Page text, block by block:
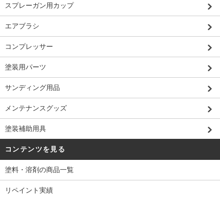
スプレーガン用カップ
エアブラシ
コンプレッサー
塗装用パーツ
サンディング用品
メンテナンスグッズ
塗装補助用具
コンテンツを見る
塗料・溶剤の商品一覧
リペイント実績